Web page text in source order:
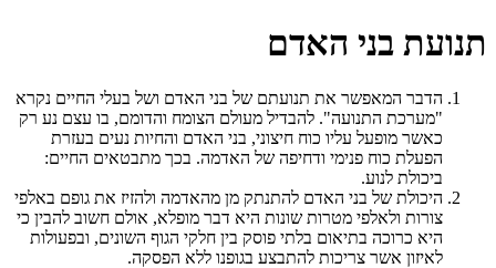
תנועת בני האדם
הדבר המאפשר את תנועתם של בני האדם ושל בעלי החיים נקרא
"מערכת התנועה". להבדיל מעולם הצומח והדומם, בו עצם נע רק
כאשר מופעל עליו כוח חיצוני, בני האדם והחיות נעים בעזרת
הפעלת כוח פנימי ודחיפה של האדמה. בכך מתבטאים החיים:
ביכולת לנוע.
היכולת של בני האדם להתנתק מן מהאדמה ולהזיז את גופם באלפי
צורות ולאלפי מטרות שונות היא דבר מופלא, אולם חשוב להבין כי
היא כרוכה בתיאום בלתי פוסק בין חלקי הגוף השונים, ובפעולות
לאיזון אשר צריכות להתבצע בגופנו ללא הפסקה.